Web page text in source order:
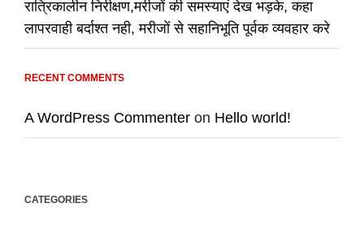
रात्रिकालीन निरीक्षण,मरीजों की समस्याएं देख भड़के, कहा
लापरवाही बर्दाश्त नही, मरीजों से सहानिभूति पूर्वक व्यवहार करे
RECENT COMMENTS
A WordPress Commenter on Hello world!
CATEGORIES